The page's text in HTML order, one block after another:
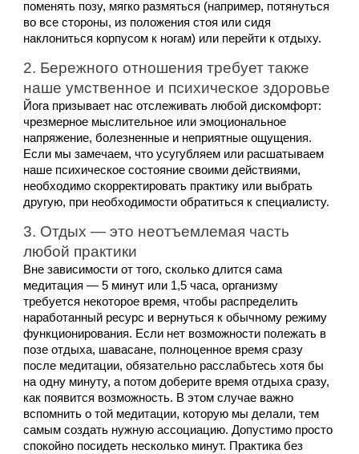
поменять позу, мягко размяться (например, потянуться
во все стороны, из положения стоя или сидя
наклониться корпусом к ногам) или перейти к отдыху.
2. Бережного отношения требует также
наше умственное и психическое здоровье
Йога призывает нас отслеживать любой дискомфорт:
чрезмерное мыслительное или эмоциональное
напряжение, болезненные и неприятные ощущения.
Если мы замечаем, что усугубляем или расшатываем
наше психическое состояние своими действиями,
необходимо скорректировать практику или выбрать
другую, при необходимости обратиться к специалисту.
3. Отдых — это неотъемлемая часть
любой практики
Вне зависимости от того, сколько длится сама
медитация — 5 минут или 1,5 часа, организму
требуется некоторое время, чтобы распределить
наработанный ресурс и вернуться к обычному режиму
функционирования. Если нет возможности полежать в
позе отдыха, шавасане, полноценное время сразу
после медитации, обязательно расслабьтесь хотя бы
на одну минуту, а потом доберите время отдыха сразу,
как появится возможность. В этом случае важно
вспомнить о той медитации, которую мы делали, тем
самым создать нужную ассоциацию. Допустимо просто
спокойно посидеть несколько минут. Практика без